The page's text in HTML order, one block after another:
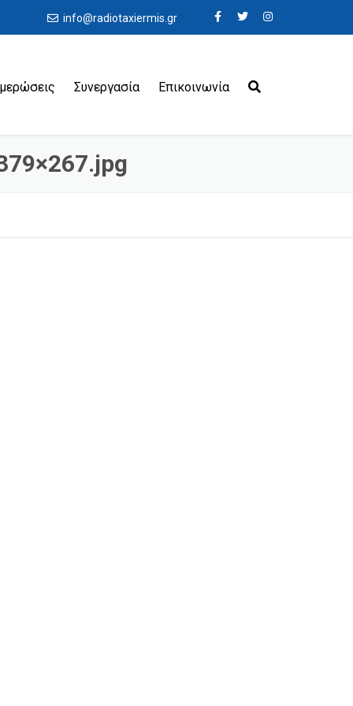
info@radiotaxiermis.gr
Συνεργασία Επικοινωνία